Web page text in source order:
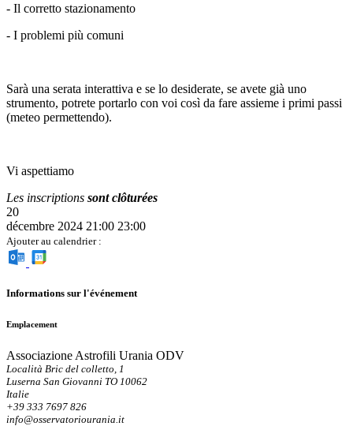
- Il corretto stazionamento
- I problemi più comuni
Sarà una serata interattiva e se lo desiderate, se avete già uno
strumento, potrete portarlo con voi così da fare assieme i primi passi
(meteo permettendo).
Vi aspettiamo
Les inscriptions sont clôturées
20
décembre 2024 21:00 23:00
Ajouter au calendrier :
Informations sur l'événement
Emplacement
Associazione Astrofili Urania ODV
Località Bric del colletto, 1
Luserna San Giovanni TO 10062
Italie
+39 333 7697 826
info@osservatoriourania.it